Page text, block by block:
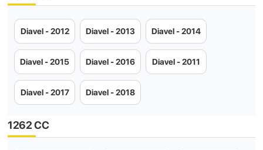
Diavel - 2012 Diavel - 2013 Diavel - 2014
Diavel - 2015 Diavel - 2016 Diavel - 2011
Diavel - 2017 Diavel - 2018
1262 CC